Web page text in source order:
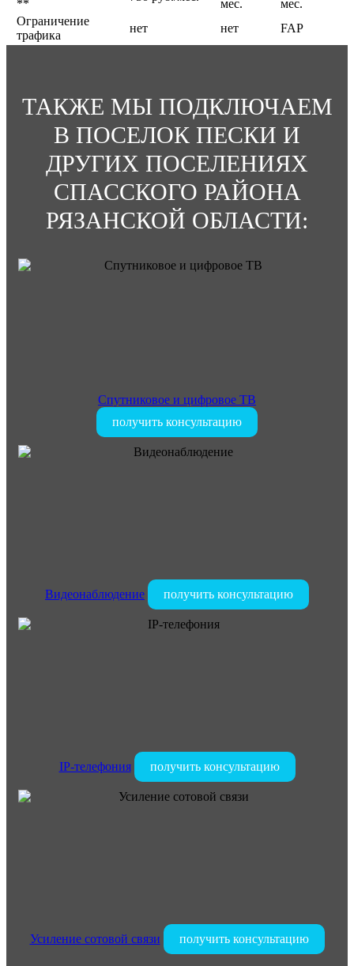
**
мес.
мес.
Ограничение
трафика
нет нет FAP
ТАКЖЕ МЫ ПОДКЛЮЧАЕМ
В ПОСЕЛОК ПЕСКИ И
ДРУГИХ ПОСЕЛЕНИЯХ
СПАССКОГО РАЙОНА
РЯЗАНСКОЙ ОБЛАСТИ:
Спутниковое и цифровое ТВ
получить консультацию
Видеонаблюдение получить консультацию
IP-телефония получить консультацию
Усиление сотовой связи получить консультацию